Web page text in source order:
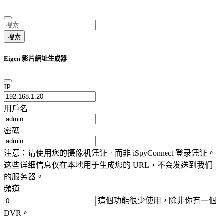
搜索
Eigen 影片網址生成器
IP
用戶名
密碼
注意：请使用您的摄像机凭证，而非 iSpyConnect 登录凭证。
这些详细信息仅在本地用于生成您的 URL，不会发送到我们
的服务器。
頻道
這個功能很少使用，除非你有一個
DVR。